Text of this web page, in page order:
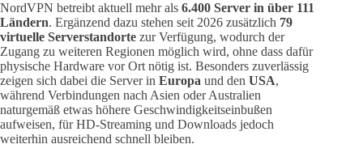
NordVPN betreibt aktuell mehr als 6.400 Server in über 111
Ländern. Ergänzend dazu stehen seit 2026 zusätzlich 79
virtuelle Serverstandorte zur Verfügung, wodurch der
Zugang zu weiteren Regionen möglich wird, ohne dass dafür
physische Hardware vor Ort nötig ist. Besonders zuverlässig
zeigen sich dabei die Server in Europa und den USA,
während Verbindungen nach Asien oder Australien
naturgemäß etwas höhere Geschwindigkeitseinbußen
aufweisen, für HD-Streaming und Downloads jedoch
weiterhin ausreichend schnell bleiben.